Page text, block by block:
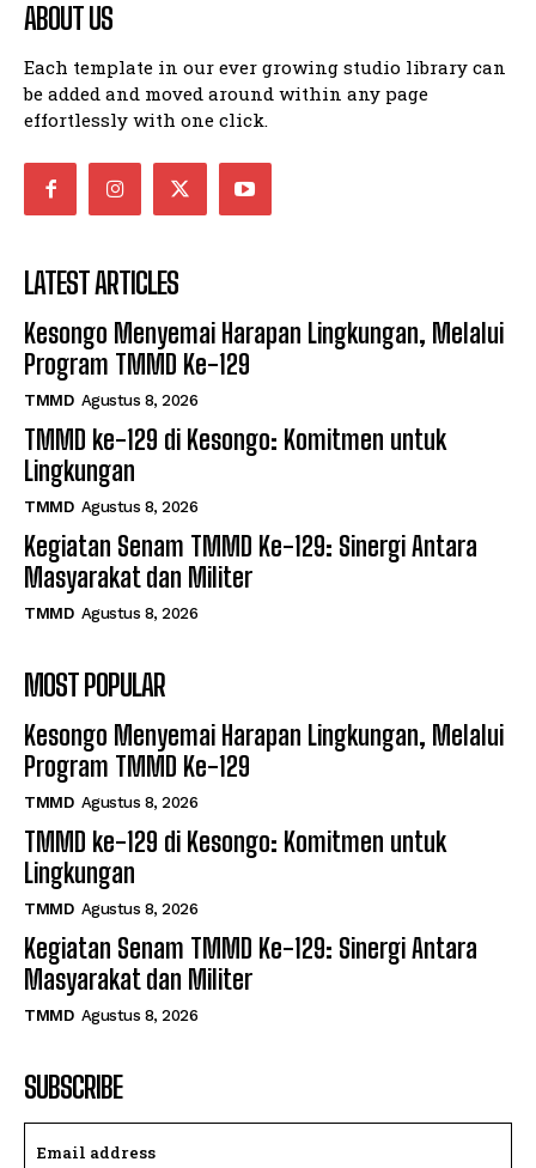
ABOUT US
Each template in our ever growing studio library can
be added and moved around within any page
effortlessly with one click.
LATEST ARTICLES
Kesongo Menyemai Harapan Lingkungan, Melalui
Program TMMD Ke-129
TMMD Agustus 8, 2026
TMMD ke-129 di Kesongo: Komitmen untuk
Lingkungan
TMMD Agustus 8, 2026
Kegiatan Senam TMMD Ke-129: Sinergi Antara
Masyarakat dan Militer
TMMD Agustus 8, 2026
MOST POPULAR
Kesongo Menyemai Harapan Lingkungan, Melalui
Program TMMD Ke-129
TMMD Agustus 8, 2026
TMMD ke-129 di Kesongo: Komitmen untuk
Lingkungan
TMMD Agustus 8, 2026
Kegiatan Senam TMMD Ke-129: Sinergi Antara
Masyarakat dan Militer
TMMD Agustus 8, 2026
SUBSCRIBE